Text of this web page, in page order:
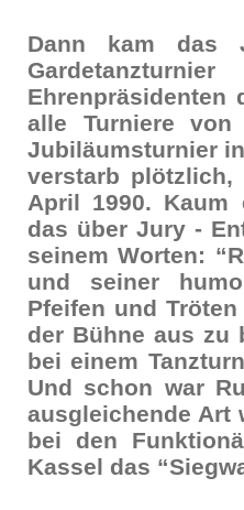
Dann kam das
Ehrenpräsidenten
alle Turniere
Jubiläumsturnier
verstarb plötzlich,
April 1990. Kaum
das über Jury -
seinem Worten:
und seiner
Pfeifen und
der Bühne aus zu
bei einem
Und schon war
ausgleichende Art
bei den
Kassel das